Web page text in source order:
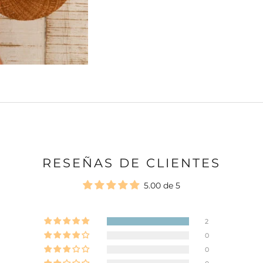
RESEÑAS DE CLIENTES
5.00 de 5
2
0
0